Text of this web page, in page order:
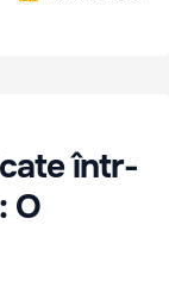
într-
O